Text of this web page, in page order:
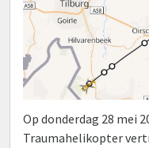
Op donderdag 28 mei
Traumahelikopter